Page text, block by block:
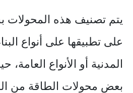
يتم تصنيف هذه المحولات
على تطبيقها على أنواع
المدنية أو الأنواع
بعض محولات الطاقة من